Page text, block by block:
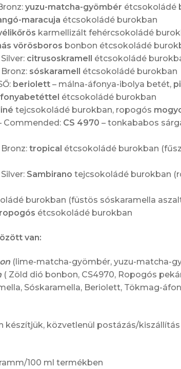
yuzu-matcha-gyömbér étcsokoládé
maracuja étcsokoládé burokban
karmellizált fehércsokoládé
vörösboros bonbon étcsokoládé
citrusoskramell étcsokoládé
sóskaramell étcsokoládé burokban
beriolett– málna-áfonya-ibolya betét,
étcsokoládé burokban
tejcsokoládé burokban, ropogós
Commended: CS 4970 – tonkababos
Bronz: tropical étcsokoládé burokban
Silver: Sambirano tejcsokoládé burokban
burokban (füstös sóskaramella
étcsokoládé burokban
van:
(lime-matcha-gyömbér, yuzu-matcha-
( Zöld dió bonbon, CS4970, Ropogós
Sóskaramella, Beriolett, Tökmag-
készítjük, közvetlenül postázás/
100 ml termékben